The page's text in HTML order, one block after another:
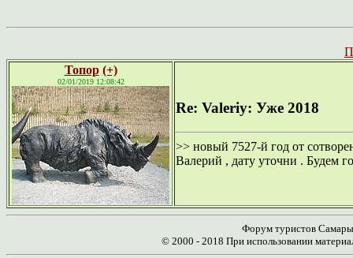
Топор (+)
02/01/2019 12:08:42
Re: Valeriy: Уже 2018
>> новый 7527-й год от
Валерий , дату уточни . Будем
Форум туристов Самары
© 2000 - 2018 При использовании